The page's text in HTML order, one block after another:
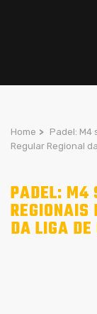
Home > Padel: M4
Regular Regional
PADEL: M4
REGIONAIS
DA LIGA DE